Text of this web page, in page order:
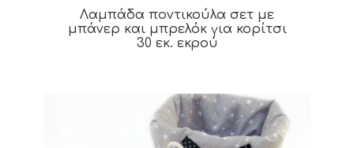
Λαμπάδα ποντικούλα σετ με
μπάνερ και μπρελόκ για κορίτσι
30 εκ. εκρού